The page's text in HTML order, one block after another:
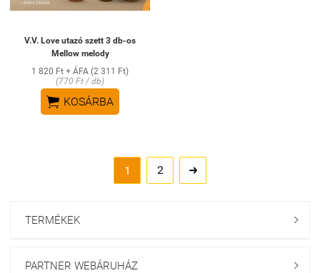
V.V. Love utazó szett 3 db-os
Mellow melody
1 820 Ft + ÁFA (2 311 Ft)
(770 Ft / db)
 KOSÁRBA
1 2 
TERMÉKEK 
PARTNER WEBÁRUHÁZ 